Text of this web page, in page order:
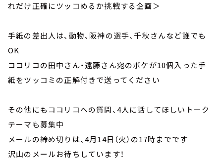
れだけ正確にツッコめるか挑戦する企画＞
手紙の差出人は、動物、阪神の選手、千秋さんなど誰でも
OK
ココリコの田中さん・遠藤さん宛のボケが10個入った手
紙をツッコミの正解付きで送ってください
その他にもココリコへの質問、4人に話してほしいトーク
テーマも募集中
メールの締め切りは、4月14日（火）の17時までです
沢山のメールお待ちしています！